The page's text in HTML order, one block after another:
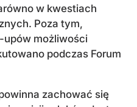
w kwestiach
Poza tym,
upów możliwości
podczas Forum
zachować się